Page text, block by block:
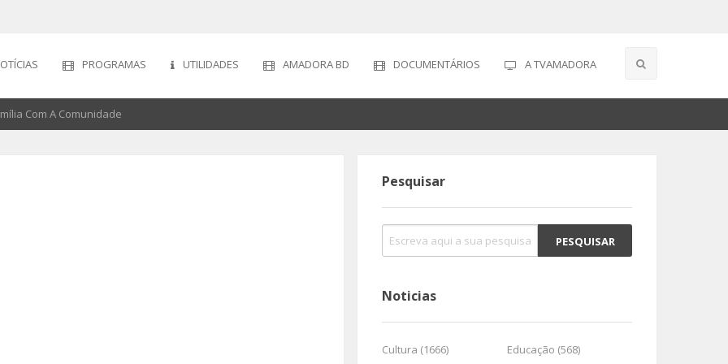
PROGRAMAS UTILIDADES AMADORA BD DOCUMENTÁRIOS A TVAMADORA
Com A Comunidade
Pesquisar
Noticias
Cultura (1666)
Educação (568)